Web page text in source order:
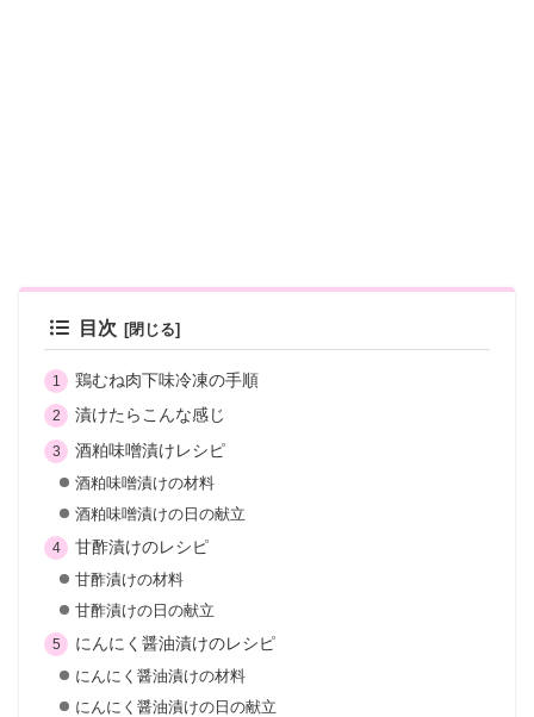
目次
鶏むね肉下味冷凍の手順
漬けたらこんな感じ
酒粕味噌漬けレシピ
酒粕味噌漬けの材料
酒粕味噌漬けの日の献立
甘酢漬けのレシピ
甘酢漬けの材料
甘酢漬けの日の献立
にんにく醤油漬けのレシピ
にんにく醤油漬けの材料
にんにく醤油漬けの日の献立